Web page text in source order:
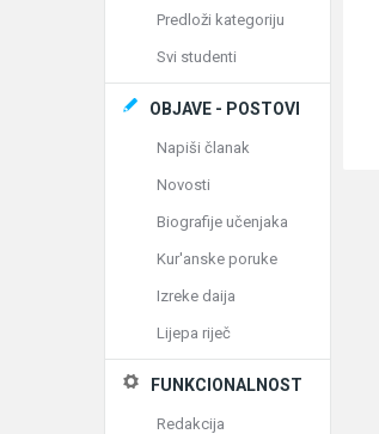
Predloži kategoriju
Svi studenti
OBJAVE - POSTOVI
Napiši članak
Novosti
Biografije učenjaka
Kur'anske poruke
Izreke daija
Lijepa riječ
FUNKCIONALNOST
Redakcija